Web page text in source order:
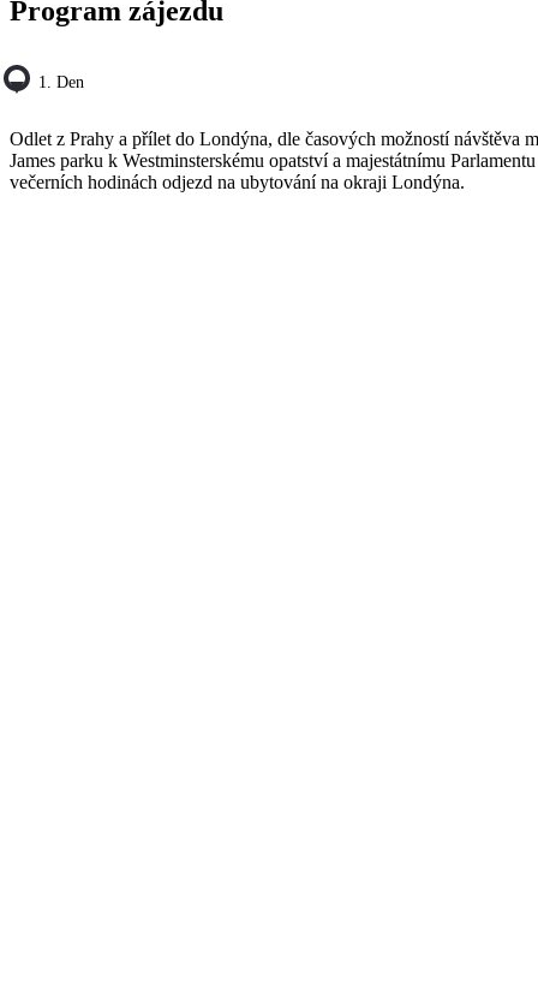
Program zájezdu
1. Den
Odlet z Prahy a přílet do Londýna, dle časových možností návštěva
James parku k Westminsterskému opatství a majestátnímu
večerních hodinách odjezd na ubytování na okraji Londýna.